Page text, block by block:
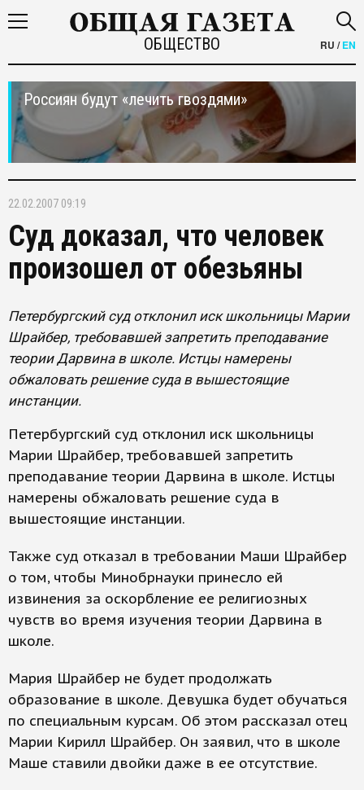
ОБЩЕСТВО RU /EN
Россиян будут «лечить гвоздями»
22.02.2007 09:19
Суд доказал, что человек
произошел от обезьяны
Петербургский суд отклонил иск школьницы Марии
Шрайбер, требовавшей запретить преподавание
теории Дарвина в школе. Истцы намерены
обжаловать решение суда в вышестоящие
инстанции.
Петербургский суд отклонил иск школьницы
Марии Шрайбер, требовавшей запретить
преподавание теории Дарвина в школе. Истцы
намерены обжаловать решение суда в
вышестоящие инстанции.
Также суд отказал в требовании Маши Шрайбер
о том, чтобы Минобрнауки принесло ей
извинения за оскорбление ее религиозных
чувств во время изучения теории Дарвина в
школе.
Мария Шрайбер не будет продолжать
образование в школе. Девушка будет обучаться
по специальным курсам. Об этом рассказал отец
Марии Кирилл Шрайбер. Он заявил, что в школе
Маше ставили двойки даже в ее отсутствие.